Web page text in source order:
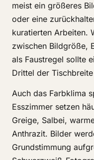
meist ein größeres
oder eine
kuratierten Arbeiten.
zwischen Bildgröße,
als Faustregel sollte
Drittel der
Auch das Farbklima
Esszimmer setzen
Greige, Salbei,
Anthrazit. Bilder
Grundstimmung